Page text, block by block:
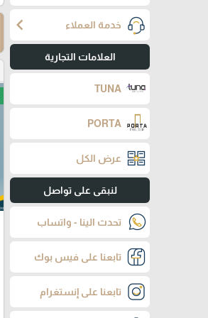
خدمة العملاء chevron_left
العلامات التجارية
TUNA
PORTA
عرض الكل
لنبقى على تواصل
تحدث الينا - واتساب
تابعنا على فيس بوك
تابعنا على إنستغرام